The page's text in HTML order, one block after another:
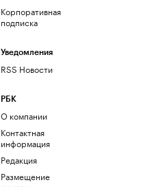
Корпоративная
подписка
Уведомления
RSS Новости
РБК
О компании
Контактная
информация
Редакция
Размещение